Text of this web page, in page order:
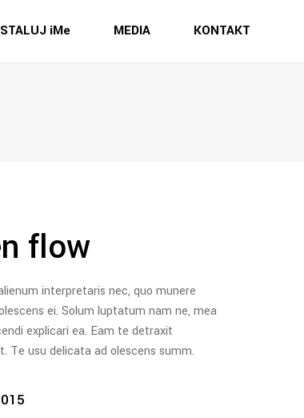
iMe MEDIA KONTAKT
flow
interpretaris nec, quo munere
ei. Solum luptatum nam ne, mea
explicari ea. Eam te detraxit
Te usu delicata ad olescens summ.